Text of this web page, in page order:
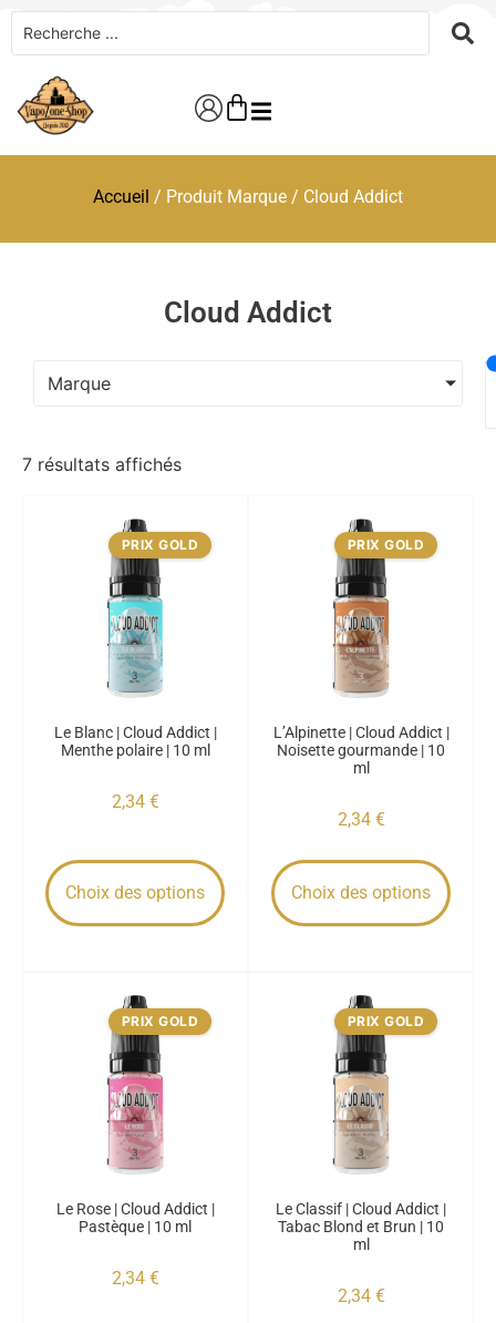
Accueil / Produit Marque / Cloud Addict
Cloud Addict
Marque
7 résultats affichés
PRIX GOLD
Le Blanc | Cloud Addict |
Menthe polaire | 10 ml
2,34 €
Choix des options
PRIX GOLD
L’Alpinette | Cloud Addict |
Noisette gourmande | 10
ml
2,34 €
Choix des options
PRIX GOLD
Le Rose | Cloud Addict |
Pastèque | 10 ml
2,34 €
PRIX GOLD
Le Classif | Cloud Addict |
Tabac Blond et Brun | 10
ml
2,34 €